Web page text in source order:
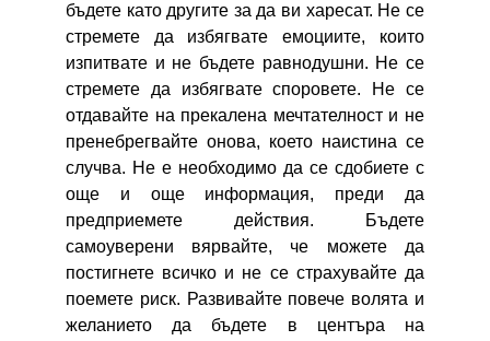
бъдете като другите за да ви харесат. Не се
стремете да избягвате емоциите, които
изпитвате и не бъдете равнодушни. Не се
стремете да избягвате споровете. Не се
отдавайте на прекалена мечтателност и не
пренебрегвайте онова, което наистина се
случва. Не е необходимо да се сдобиете с
още и още информация, преди да
предприемете действия. Бъдете
самоуверени вярвайте, че можете да
постигнете всичко и не се страхувайте да
поемете риск. Развивайте повече волята и
желанието да бъдете в центъра на